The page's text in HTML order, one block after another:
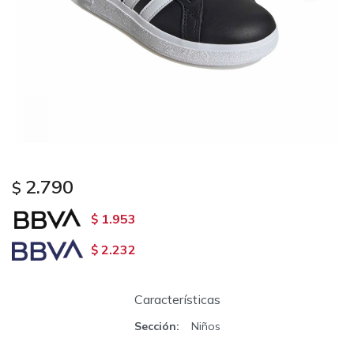
$ 2.790
$ 1.953
$ 2.232
Características
Sección Niños